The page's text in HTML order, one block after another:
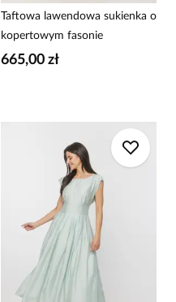
Taftowa lawendowa sukienka o
kopertowym fasonie
665,00 zł